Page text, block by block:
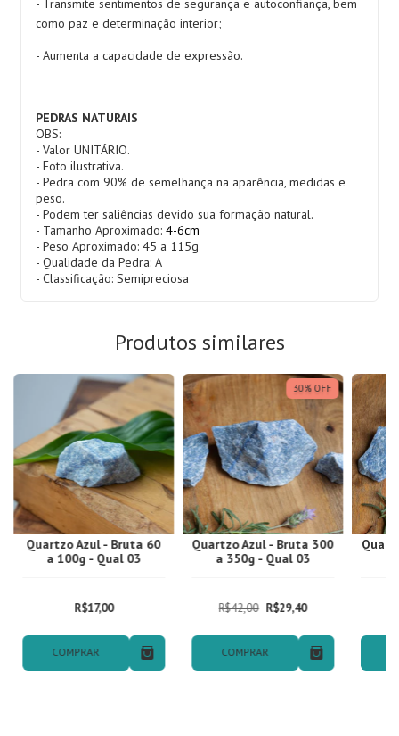
- Transmite sentimentos de segurança e autoconfiança, bem
como paz e determinação interior;
- Aumenta a capacidade de expressão.
PEDRAS NATURAIS
OBS:
- Valor UNITÁRIO.
- Foto ilustrativa.
- Pedra com 90% de semelhança na aparência, medidas e
peso.
- Podem ter saliências devido sua formação natural.
- Tamanho Aproximado: 4-6cm
- Peso Aproximado: 45 a 115g
- Qualidade da Pedra: A
- Classificação: Semipreciosa
Produtos similares
Quartzo Azul - Bruta 60
a 100g - Qual 03
R$17,00
COMPRAR
30% OFF
Quartzo Azul - Bruta 300
a 350g - Qual 03
R$42,00 R$29,40
COMPRAR